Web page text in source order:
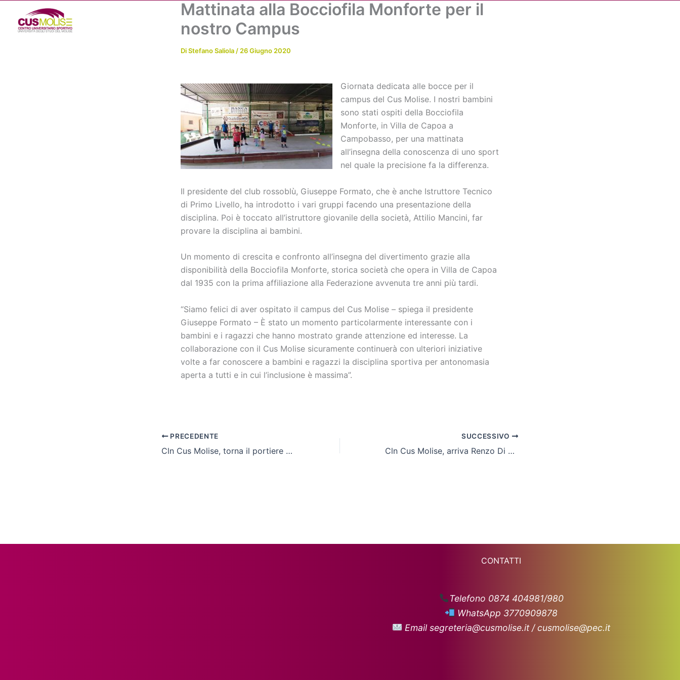
contenuto
Media
Mattinata alla Bocciofila Monforte per il
nostro Campus
DiStefano Saliola / 26 Giugno 2020
Giornata dedicata alle bocce per il
campus del Cus Molise. I nostri bambini
sono stati ospiti della Bocciofila
Monforte, in Villa de Capoa a
Campobasso, per una mattinata
all’insegna della conoscenza di uno sport
nel quale la precisione fa la differenza.
Il presidente del club rossoblù, Giuseppe Formato, che è anche Istruttore Tecnico
di Primo Livello, ha introdotto i vari gruppi facendo una presentazione della
disciplina. Poi è toccato all’istruttore giovanile della società, Attilio Mancini, far
provare la disciplina ai bambini.
Un momento di crescita e confronto all’insegna del divertimento grazie alla
disponibilità della Bocciofila Monforte, storica società che opera in Villa de Capoa
dal 1935 con la prima affiliazione alla Federazione avvenuta tre anni più tardi.
“Siamo felici di aver ospitato il campus del Cus Molise – spiega il presidente
Giuseppe Formato – È stato un momento particolarmente interessante con i
bambini e i ragazzi che hanno mostrato grande attenzione ed interesse. La
collaborazione con il Cus Molise sicuramente continuerà con ulteriori iniziative
volte a far conoscere a bambini e ragazzi la disciplina sportiva per antonomasia
aperta a tutti e in cui l’inclusione è massima”.
PRECEDENTE
Cln Cus Molise, torna il portiere Diego Roman
SUCCESSIVO
Cln Cus Molise, arriva Renzo Di Lisio. “Mi manda Ganz, sono qui per crescere nel futsal”
CONTATTI
Telefono 0874 404981/980
WhatsApp 3770909878
Email segreteria@cusmolise.it / cusmolise@pec.it